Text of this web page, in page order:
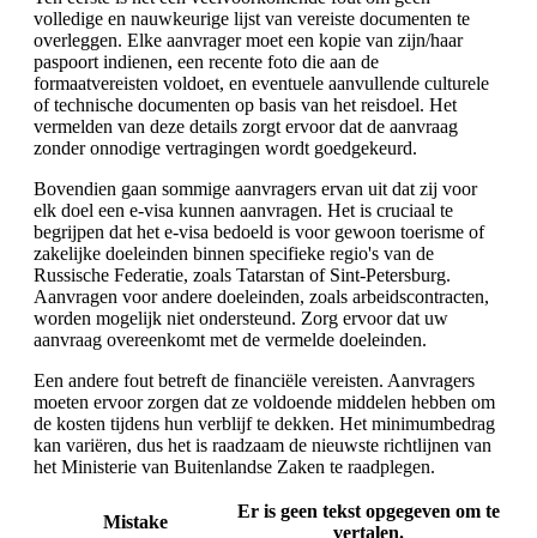
volledige en nauwkeurige lijst van vereiste documenten te
overleggen. Elke aanvrager moet een kopie van zijn/haar
paspoort indienen, een recente foto die aan de
formaatvereisten voldoet, en eventuele aanvullende culturele
of technische documenten op basis van het reisdoel. Het
vermelden van deze details zorgt ervoor dat de aanvraag
zonder onnodige vertragingen wordt goedgekeurd.
Bovendien gaan sommige aanvragers ervan uit dat zij voor
elk doel een e-visa kunnen aanvragen. Het is cruciaal te
begrijpen dat het e-visa bedoeld is voor gewoon toerisme of
zakelijke doeleinden binnen specifieke regio's van de
Russische Federatie, zoals Tatarstan of Sint-Petersburg.
Aanvragen voor andere doeleinden, zoals arbeidscontracten,
worden mogelijk niet ondersteund. Zorg ervoor dat uw
aanvraag overeenkomt met de vermelde doeleinden.
Een andere fout betreft de financiële vereisten. Aanvragers
moeten ervoor zorgen dat ze voldoende middelen hebben om
de kosten tijdens hun verblijf te dekken. Het minimumbedrag
kan variëren, dus het is raadzaam de nieuwste richtlijnen van
het Ministerie van Buitenlandse Zaken te raadplegen.
Mistake
Er is geen tekst opgegeven om te
vertalen.